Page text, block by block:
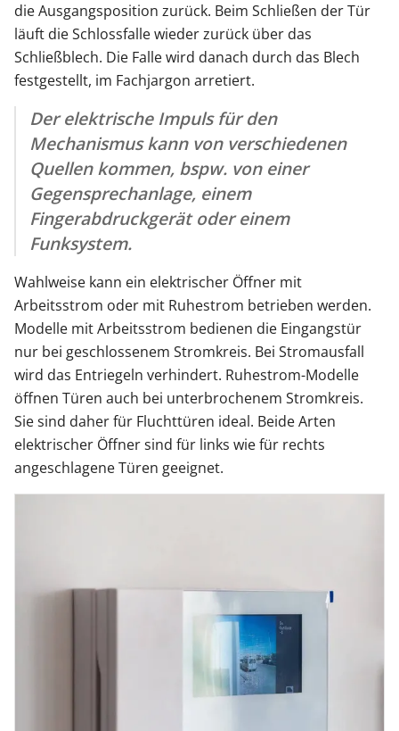
die Ausgangsposition zurück. Beim Schließen der Tür
läuft die Schlossfalle wieder zurück über das
Schließblech. Die Falle wird danach durch das Blech
festgestellt, im Fachjargon arretiert.
Der elektrische Impuls für den
Mechanismus kann von verschiedenen
Quellen kommen, bspw. von einer
Gegensprechanlage, einem
Fingerabdruckgerät oder einem
Funksystem.
Wahlweise kann ein elektrischer Öffner mit
Arbeitsstrom oder mit Ruhestrom betrieben werden.
Modelle mit Arbeitsstrom bedienen die Eingangstür
nur bei geschlossenem Stromkreis. Bei Stromausfall
wird das Entriegeln verhindert. Ruhestrom-Modelle
öffnen Türen auch bei unterbrochenem Stromkreis.
Sie sind daher für Fluchttüren ideal. Beide Arten
elektrischer Öffner sind für links wie für rechts
angeschlagene Türen geeignet.